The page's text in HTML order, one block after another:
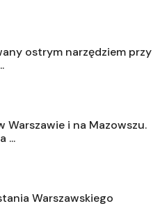
ostrym narzędziem przy
Warszawie i na Mazowszu.
...
Warszawskiego